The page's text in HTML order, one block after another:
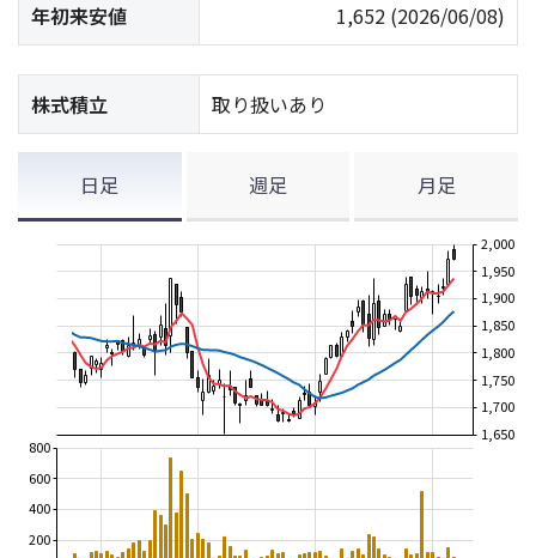
年初来安値 1,652 (2026/06/08)
株式積立 取り扱いあり
日足 週足 月足
1,650
1,700
1,750
1,800
1,850
1,900
1,950
2,000
200
400
600
800